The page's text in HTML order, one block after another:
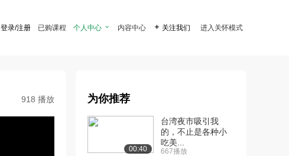
登录/注册 已购课程 个人中心  内容中心  关注我们 进入关怀模式
918 播放 为你推荐
00:40
台湾夜市吸引我
的，不止是各种小
吃美...
667播放